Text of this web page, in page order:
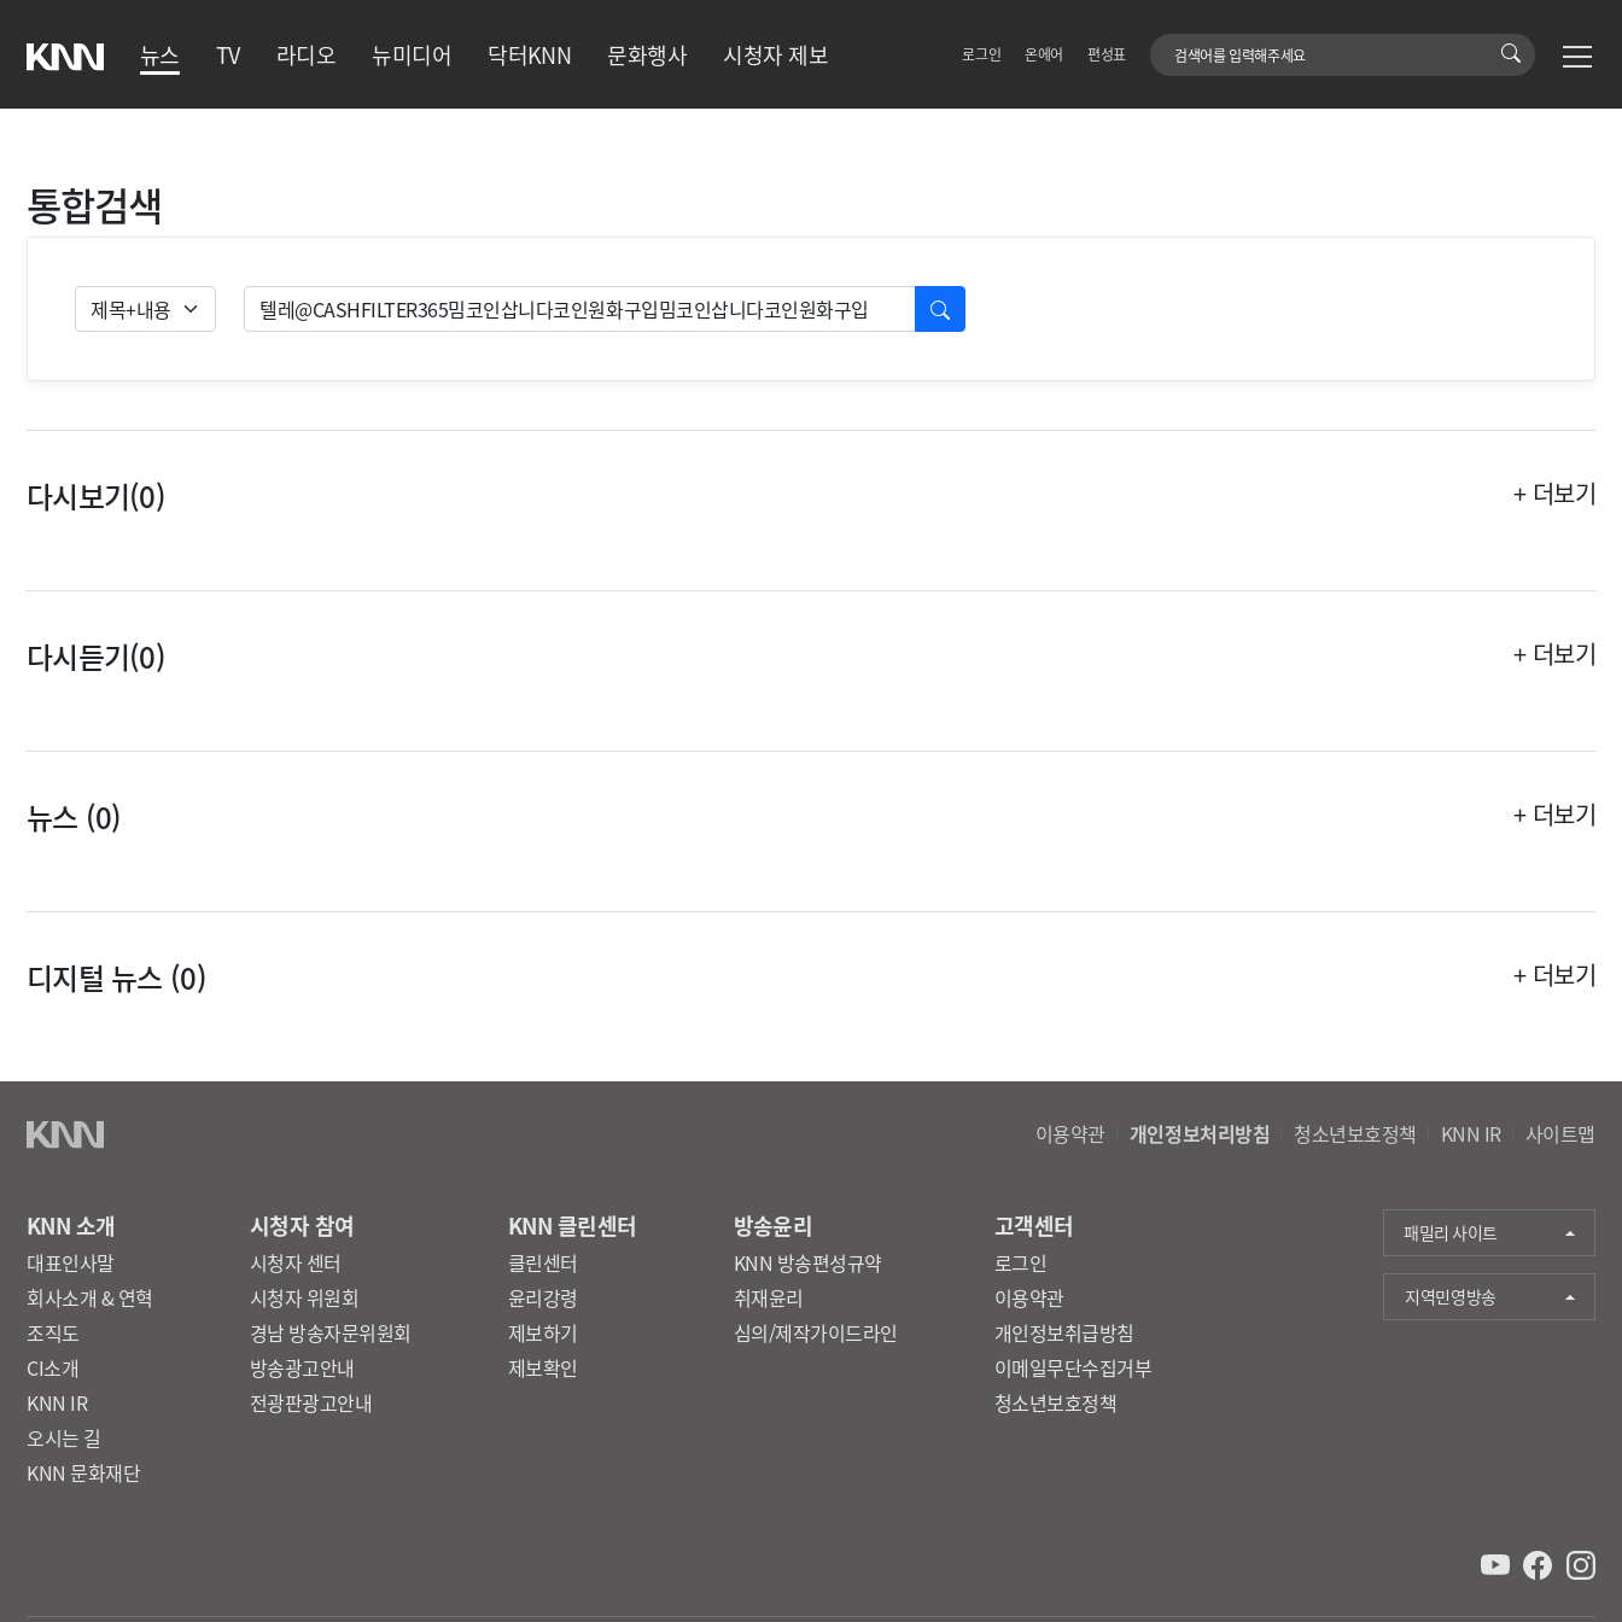
뉴스 TV 라디오 뉴미디어 닥터KNN 문화행사 시청자 제보 로그인 온에어 편성표
검색어
통합검색
검색유형 검색
다시보기(0) + 더보기
다시듣기(0) + 더보기
뉴스 (0) + 더보기
디지털 뉴스 (0) + 더보기
이용약관 개인정보처리방침 청소년보호정책 KNN IR 사이트맵
KNN 소개
대표인사말
회사소개 & 연혁
조직도
CI소개
KNN IR
오시는 길
KNN 문화재단
시청자 참여
시청자 센터
시청자 위원회
경남 방송자문위원회
방송광고안내
전광판광고안내
KNN 클린센터
클린센터
윤리강령
제보하기
제보확인
방송윤리
KNN 방송편성규약
취재윤리
심의/제작가이드라인
고객센터
로그인
이용약관
개인정보취급방침
이메일무단수집거부
청소년보호정책
패밀리 사이트
지역민영방송